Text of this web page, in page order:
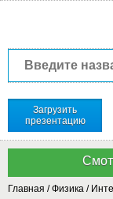
Загрузить
презентацию
Главная /Физика /